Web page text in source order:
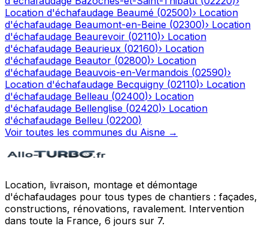
Location d'échafaudage Beaumé (02500)› Location
d'échafaudage Beaumont-en-Beine (02300)› Location
d'échafaudage Beaurevoir (02110)› Location
d'échafaudage Beaurieux (02160)› Location
d'échafaudage Beautor (02800)› Location
d'échafaudage Beauvois-en-Vermandois (02590)›
Location d'échafaudage Becquigny (02110)› Location
d'échafaudage Belleau (02400)› Location
d'échafaudage Bellenglise (02420)› Location
d'échafaudage Belleu (02200)
Voir toutes les communes du Aisne →
Location, livraison, montage et démontage
d'échafaudages pour tous types de chantiers : façades,
constructions, rénovations, ravalement. Intervention
dans toute la France, 6 jours sur 7.